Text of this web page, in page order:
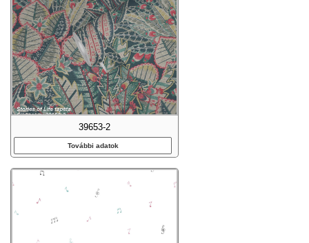
39653-2
További adatok